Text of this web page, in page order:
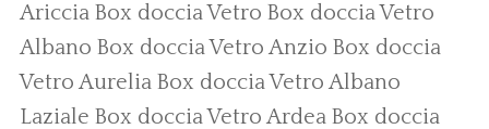
Ariccia Box doccia Vetro Box doccia Vetro
Albano Box doccia Vetro Anzio Box doccia
Vetro Aurelia Box doccia Vetro Albano
Laziale Box doccia Vetro Ardea Box doccia